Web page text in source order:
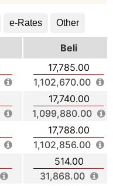
e-Rates Other
Beli
17,785.00
1,102,670.00
17,740.00
1,099,880.00
17,788.00
1,102,856.00
514.00
31,868.00